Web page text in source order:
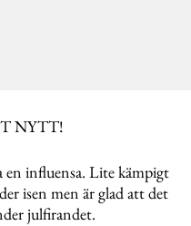
NYTT!
influensa. Lite kämpigt
isen men är glad att det
julfirandet.